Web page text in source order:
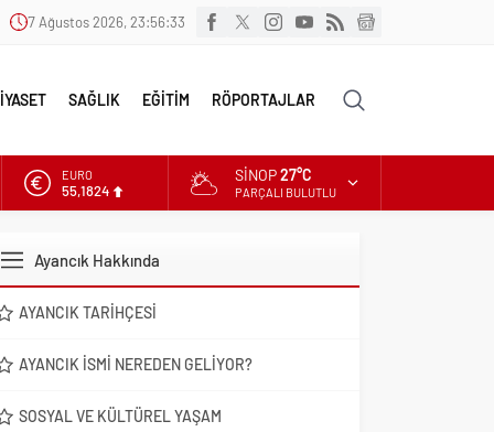
7 Ağustos 2026, 23:56:34
SAĞLIK EĞİTİM RÖPORTAJLAR
EURO
55,1824
DOLAR
SINOP27°C
PARÇALI BULUTLU
Ayancık Hakkında
AYANCIK TARIHÇESI
AYANCIK İSMI NEREDEN GELIYOR?
SOSYAL VE KÜLTÜREL YAŞAM